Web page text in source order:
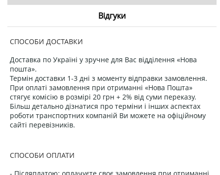
Відгуки
СПОСОБИ ДОСТАВКИ
Доставка по Україні у зручне для Вас відділення «Нова
пошта».
Термін доставки 1-3 дні з моменту відправки замовлення.
При оплаті замовлення при отриманні «Нова Пошта»
стягує комісію в розмірі 20 грн + 2% від суми переказу.
Більш детально дізнатися про терміни і інших аспектах
роботи транспортних компаній Ви можете на офіційному
сайті перевізників.
СПОСОБИ ОПЛАТИ
- Післяплатою: оплачуєте своє замовлення при отриманні